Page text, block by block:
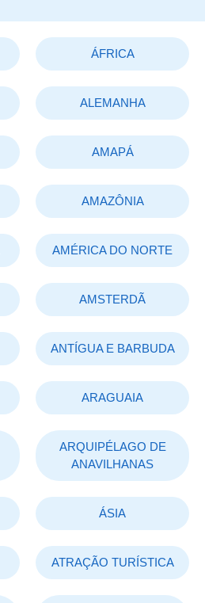
ÁFRICA
ALEMANHA
AMAPÁ
AMAZÔNIA
AMÉRICA DO NORTE
AMSTERDÃ
ANTÍGUA E BARBUDA
ARAGUAIA
ARQUIPÉLAGO DE
ANAVILHANAS
ÁSIA
ATRAÇÃO TURÍSTICA